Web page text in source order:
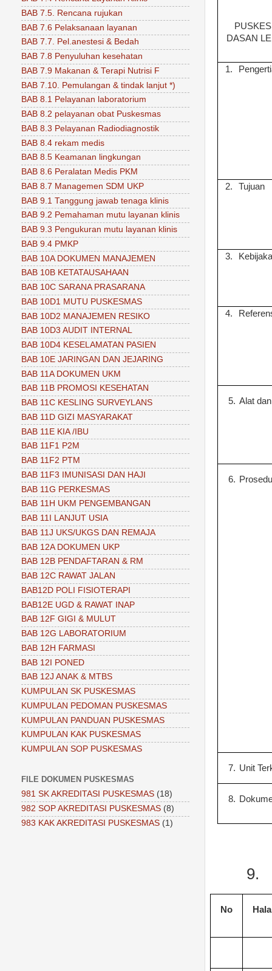
DASAN
1.
2. Tujuan
3.
4.
5. Alat
6.
7. Unit
8.
9.
No
BAB 7.5. Rencana rujukan
BAB 7.6 Pelaksanaan layanan
BAB 7.7. Pel.anestesi & Bedah
BAB 7.8 Penyuluhan kesehatan
BAB 7.9 Makanan & Terapi Nutrisi F
BAB 7.10. Pemulangan & tindak lanjut *)
BAB 8.1 Pelayanan laboratorium
BAB 8.2 pelayanan obat Puskesmas
BAB 8.3 Pelayanan Radiodiagnostik
BAB 8.4 rekam medis
BAB 8.5 Keamanan lingkungan
BAB 8.6 Peralatan Medis PKM
BAB 8.7 Managemen SDM UKP
BAB 9.1 Tanggung jawab tenaga klinis
BAB 9.2 Pemahaman mutu layanan klinis
BAB 9.3 Pengukuran mutu layanan klinis
BAB 9.4 PMKP
BAB 10A DOKUMEN MANAJEMEN
BAB 10B KETATAUSAHAAN
BAB 10C SARANA PRASARANA
BAB 10D1 MUTU PUSKESMAS
BAB 10D2 MANAJEMEN RESIKO
BAB 10D3 AUDIT INTERNAL
BAB 10D4 KESELAMATAN PASIEN
BAB 10E JARINGAN DAN JEJARING
BAB 11A DOKUMEN UKM
BAB 11B PROMOSI KESEHATAN
BAB 11C KESLING SURVEYLANS
BAB 11D GIZI MASYARAKAT
BAB 11E KIA /IBU
BAB 11F1 P2M
BAB 11F2 PTM
BAB 11F3 IMUNISASI DAN HAJI
BAB 11G PERKESMAS
BAB 11H UKM PENGEMBANGAN
BAB 11I LANJUT USIA
BAB 11J UKS/UKGS DAN REMAJA
BAB 12A DOKUMEN UKP
BAB 12B PENDAFTARAN & RM
BAB 12C RAWAT JALAN
BAB12D POLI FISIOTERAPI
BAB12E UGD & RAWAT INAP
BAB 12F GIGI & MULUT
BAB 12G LABORATORIUM
BAB 12H FARMASI
BAB 12I PONED
BAB 12J ANAK & MTBS
KUMPULAN SK PUSKESMAS
KUMPULAN PEDOMAN PUSKESMAS
KUMPULAN PANDUAN PUSKESMAS
KUMPULAN KAK PUSKESMAS
KUMPULAN SOP PUSKESMAS
FILE DOKUMEN PUSKESMAS
981 SK AKREDITASI PUSKESMAS (18)
982 SOP AKREDITASI PUSKESMAS (8)
983 KAK AKREDITASI PUSKESMAS (1)